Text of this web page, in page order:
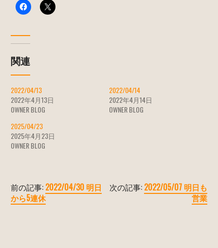
関連
2022/04/13
2022年4月13日
OWNER BLOG
2022/04/14
2022年4月14日
OWNER BLOG
2025/04/23
2025年4月23日
OWNER BLOG
前の記事: 2022/04/30 明日
から5連休
次の記事: 2022/05/07 明日も
営業